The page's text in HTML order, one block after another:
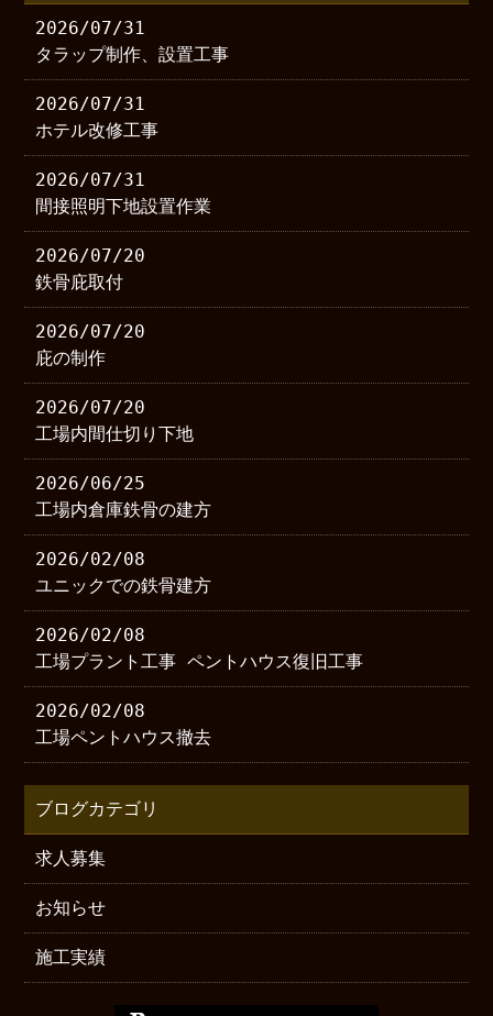
2026/07/31
タラップ制作、設置工事
2026/07/31
ホテル改修工事
2026/07/31
間接照明下地設置作業
2026/07/20
鉄骨庇取付
2026/07/20
庇の制作
2026/07/20
工場内間仕切り下地
2026/06/25
工場内倉庫鉄骨の建方
2026/02/08
ユニックでの鉄骨建方
2026/02/08
工場プラント工事 ペントハウス復旧工事
2026/02/08
工場ペントハウス撤去
ブログカテゴリ
求人募集
お知らせ
施工実績